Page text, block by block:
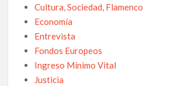
Cultura, Sociedad, Flamenco
Economía
Entrevista
Fondos Europeos
Ingreso Mínimo Vital
Justicia